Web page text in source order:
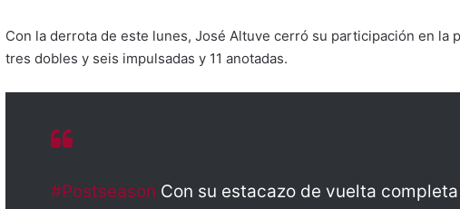
Con la derrota de este lunes, José Altuve cerró su participación en
tres dobles y seis impulsadas y 11 anotadas.
#Postseason Con su estacazo de vuelta